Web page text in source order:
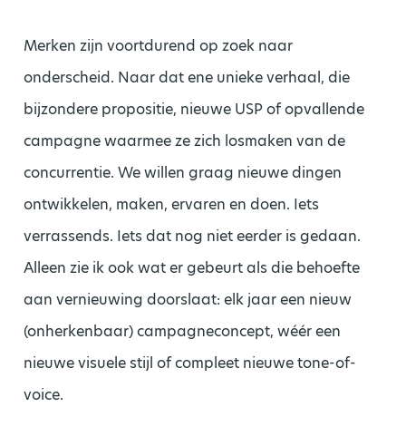
Merken zijn voortdurend op zoek naar
onderscheid. Naar dat ene unieke verhaal, die
bijzondere propositie, nieuwe USP of opvallende
campagne waarmee ze zich losmaken van de
concurrentie. We willen graag nieuwe dingen
ontwikkelen, maken, ervaren en doen. Iets
verrassends. Iets dat nog niet eerder is gedaan.
Alleen zie ik ook wat er gebeurt als die behoefte
aan vernieuwing doorslaat: elk jaar een nieuw
(onherkenbaar) campagneconcept, wéér een
nieuwe visuele stijl of compleet nieuwe tone-of-
voice.